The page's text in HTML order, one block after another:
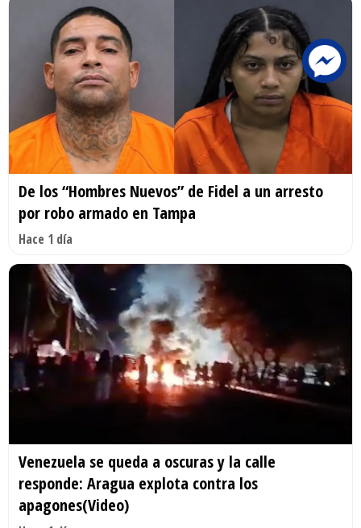
De los “Hombres Nuevos” de Fidel a un arresto
por robo armado en Tampa
Hace 1 día
Venezuela se queda a oscuras y la calle
responde: Aragua explota contra los
apagones(Video)